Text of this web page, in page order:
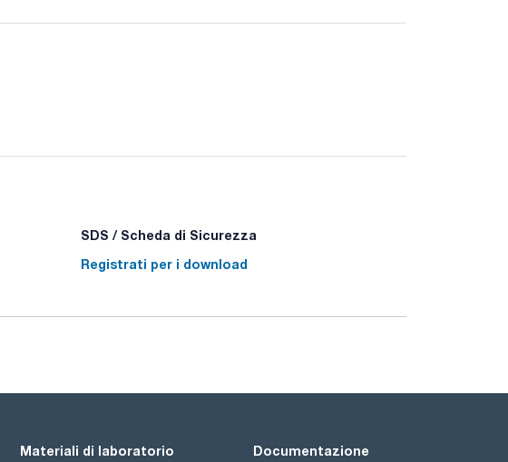
per 20 minuti con espulsore del puntale per ridurre il rischio di
SDS / Scheda di Sicurezza
Registrati per i download
Materiali di laboratorio Documentazione